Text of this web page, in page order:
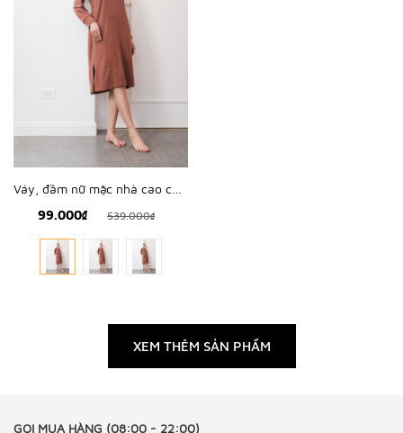
99.000₫
539.000₫
XEM THÊM SẢN PHẨM
GỌI MUA HÀNG (08:00 - 22:00)